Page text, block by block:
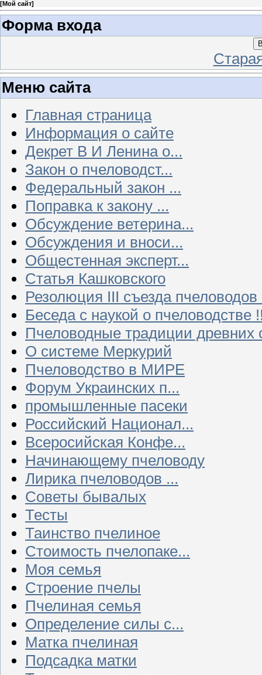
[Мой сайт]
Форма входа
Меню сайта
Главная страница
Информация о сайте
Декрет В И Ленина о...
Закон о пчеловодст...
Федеральный закон ...
Поправка к закону ...
Обсуждение ветерина...
Обсуждения и вноси...
Общестенная эксперт...
Статья Кашковского
Резолюция III съезда
Беседа с наукой о пчеловодстве
Пчеловодные традиции древних
О системе Меркурий
Пчеловодство в МИРЕ
Форум Украинских п...
промышленные пасеки
Российский Национал...
Всеросийская Конфе...
Начинающему пчеловоду
Лирика пчеловодов ...
Советы бывалых
Тесты
Таинство пчелиное
Стоимость пчелопаке...
Моя семья
Строение пчелы
Пчелиная семья
Определение силы с...
Матка пчелиная
Подсадка матки